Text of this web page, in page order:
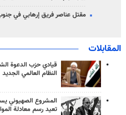
مقتل عناصر فريق إرهابي في
المقابلات
قيادي حزب الدعوة
النظام العالمي الجديد
المشروع الصهيوني
تعيد رسم معادلة